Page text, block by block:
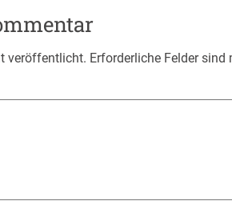
veröffentlicht. Erforderliche Felder sind